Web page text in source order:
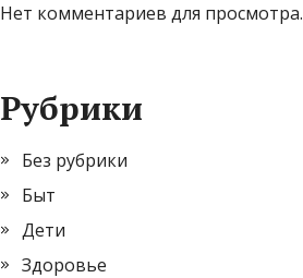
Нет комментариев для просмотра.
Рубрики
Без рубрики
Быт
Дети
Здоровье